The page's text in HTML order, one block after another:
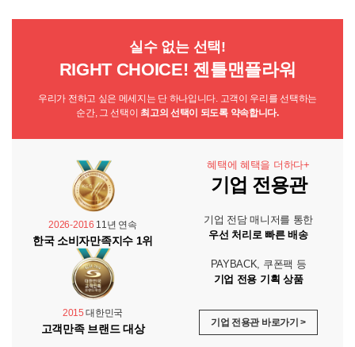
실수 없는 선택!
RIGHT CHOICE! 젠틀맨플라워
우리가 전하고 싶은 메세지는 단 하나입니다. 고객이 우리를 선택하는
순간, 그 선택이 최고의 선택이 되도록 약속합니다.
2026-2016 11년 연속
한국 소비자만족지수 1위
2015 대한민국
고객만족 브랜드 대상
혜택에 혜택을 더하다+
기업 전용관
기업 전담 매니저를 통한
우선 처리로 빠른 배송
PAYBACK, 쿠폰팩 등
기업 전용 기획 상품
기업 전용관 바로가기 >